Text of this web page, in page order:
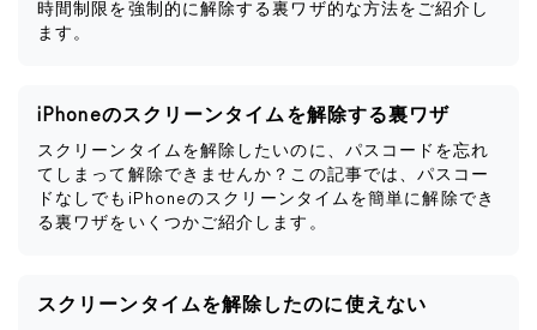
時間制限を強制的に解除する裏ワザ的な方法をご紹介し
ます。
iPhoneのスクリーンタイムを解除する裏ワザ
スクリーンタイムを解除したいのに、パスコードを忘れ
てしまって解除できませんか？この記事では、パスコー
ドなしでもiPhoneのスクリーンタイムを簡単に解除でき
る裏ワザをいくつかご紹介します。
スクリーンタイムを解除したのに使えない